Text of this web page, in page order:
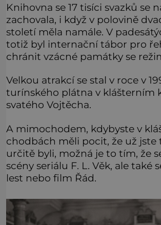
Knihovna se 17 tisíci svazků se
zachovala, i když v polovině
století měla namále. V
totiž byl internační tábor pro
chránit vzácné památky se
Velkou atrakcí se stal v roce v
turínského plátna v klášterním
svatého Vojtěcha.
A mimochodem, kdybyste v
chodbách měli pocit, že už jste
určitě byli, možná je to tím, že
scény seriálu F. L. Věk, ale také
lest nebo film Řád.